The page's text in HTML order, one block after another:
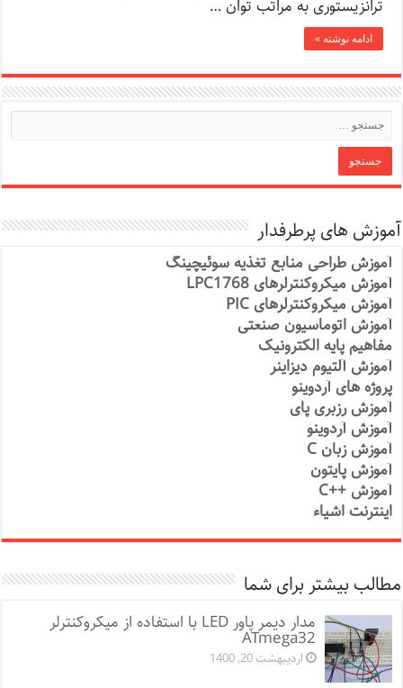
ترانزیستوری به مراتب توان …
ادامه نوشته »
آموزش های پرطرفدار
آموزش طراحی منابع تغذیه سوئیچینگ
آموزش میکروکنترلرهای LPC1768
آموزش میکروکنترلرهای PIC
آموزش اتوماسیون صنعتی
مفاهیم پایه الکترونیک
آموزش آلتیوم دیزاینر
پروژه های آردوینو
آموزش رزبری پای
آموزش آردوینو
آموزش زبان C
آموزش پایتون
آموزش ++C
اینترنت اشیاء
مطالب بیشتر برای شما
مدار دیمر پاور LED با استفاده از میکروکنترلر
ATmega32
اردیبهشت 20, 1400